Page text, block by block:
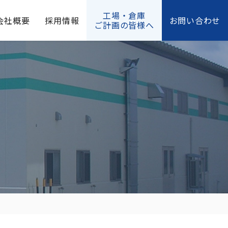
社概要 採用情報 工場・倉庫
ご計画の皆様へ お問い合わせ